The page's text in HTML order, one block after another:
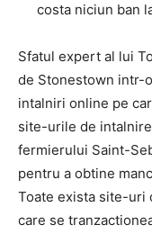
costa niciun ban
Sfatul expert al lui
de Stonestown intr-
intalniri online pe
site-urile de
fermierului Saint-
pentru a obtine
Toate exista site-uri
care se